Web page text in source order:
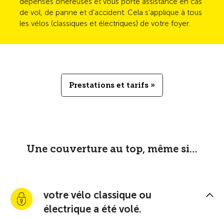
de vol, de panne et d’accident. Cela s’applique à tous
les vélos (classiques et électriques) de votre foyer.
Prestations et tarifs »
Une couverture au top, même si…
votre vélo classique ou
électrique a été volé.